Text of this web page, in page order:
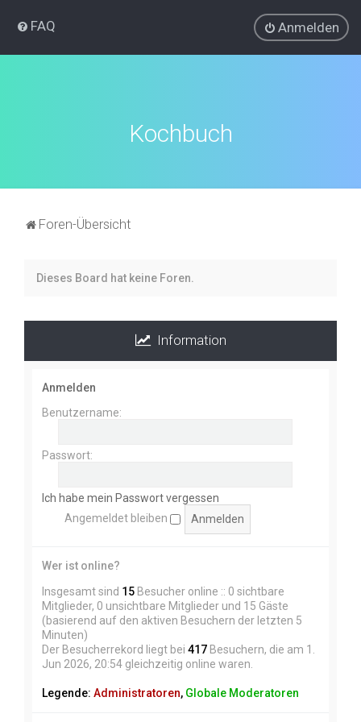
FAQ Anmelden
Kochbuch
Foren-Übersicht
Dieses Board hat keine Foren.
Information
Anmelden
Benutzername:
Passwort:
Ich habe mein Passwort vergessen
Angemeldet bleiben
Wer ist online?
Insgesamt sind 15 Besucher online :: 0 sichtbare
Mitglieder, 0 unsichtbare Mitglieder und 15 Gäste
(basierend auf den aktiven Besuchern der letzten 5
Minuten)
Der Besucherrekord liegt bei 417 Besuchern, die am 1.
Jun 2026, 20:54 gleichzeitig online waren.
Legende: Administratoren, Globale Moderatoren